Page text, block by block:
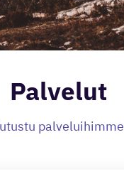
Palvelut
palveluihimme